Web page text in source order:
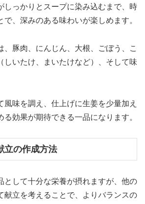
しっかりとスープに染み込むまで、時
で、深みのある味わいが楽しめます。
、豚肉、にんじん、大根、ごぼう、こ
しいたけ、まいたけなど）、そして味
風味を調え、仕上げに生姜を少量加え
る効果が期待できる一品になります。
立の作成方法
として十分な栄養が摂れますが、他の
献立を考えることで、よりバランスの